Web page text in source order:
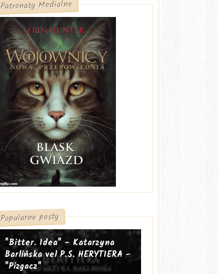
Patronaty Medialne
Popularne posty
"Bitter. Idea" - Katarzyna
Barlińska vel P.S. HERYTIERA -
"Pizgacz"